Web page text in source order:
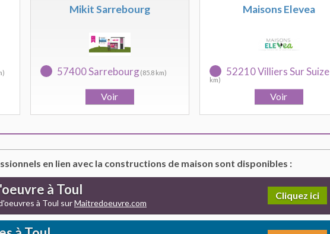
Mikit Sarrebourg
57400 Sarrebourg(85.8 km)
Maisons Elevea
52210 Villiers Sur Suize
km)
en lien avec la constructions de maison sont disponibles :
à Toul
à Toul surMaitredoeuvre.com
Cliquez ici